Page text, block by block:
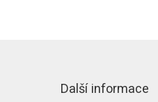
Další informace